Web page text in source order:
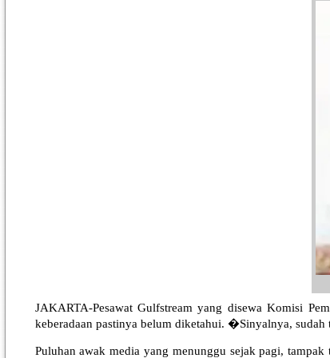
JAKARTA-Pesawat Gulfstream yang disewa Komisi
keberadaan pastinya belum diketahui. �Sinyalnya,
Puluhan awak media yang menunggu sejak pagi,